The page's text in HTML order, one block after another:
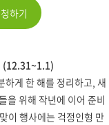
하기
(12.31~1.1)
하게 한 해를 정리하고, 새
을 위해 작년에 이어 준비
이 행사에는 걱정인형 만